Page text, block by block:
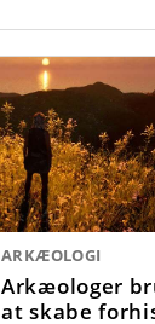
ARKÆOLOGI
Arkæologer
at skabe